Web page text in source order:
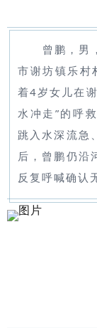
曾鹏，男，
市谢坊镇乐
着4岁女儿在
水冲走”的呼
跳入水深流急
后，曾鹏仍沿
反复呼喊确认